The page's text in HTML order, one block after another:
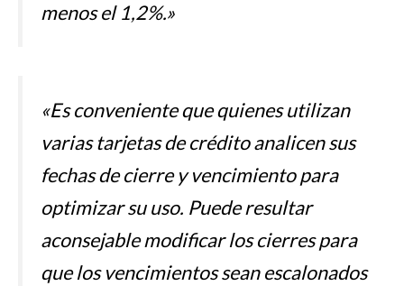
menos el 1,2%.»
«Es conveniente que quienes utilizan
varias tarjetas de crédito analicen sus
fechas de cierre y vencimiento para
optimizar su uso. Puede resultar
aconsejable modificar los cierres para
que los vencimientos sean escalonados